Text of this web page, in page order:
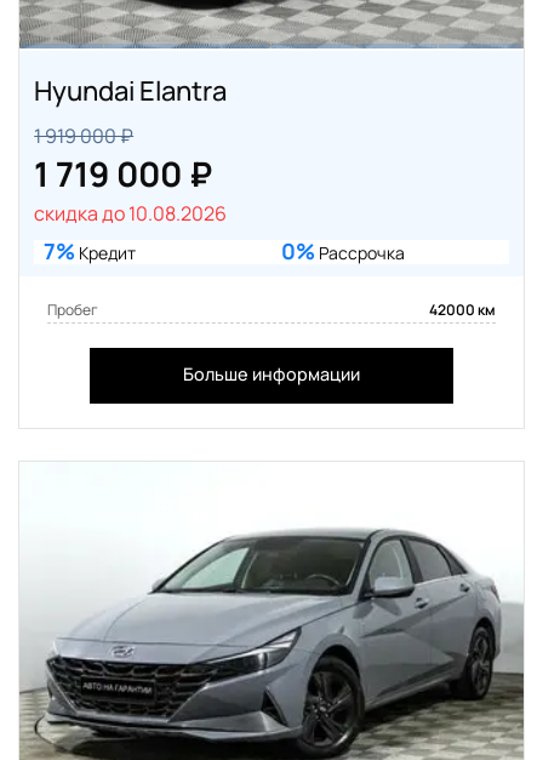
Hyundai Elantra
1 919 000 ₽
1 719 000 ₽
скидка до 10.08.2026
7% Кредит 0% Рассрочка
Пробег 42000 км
Больше информации